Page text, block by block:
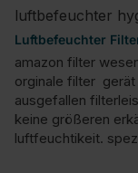
luftbefeuchter
Luftbefeuchter
amazon filter
orginale filter
ausgefallen
keine größeren
luftfeuchtikeit.